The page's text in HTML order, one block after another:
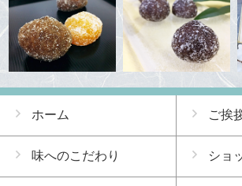
ホーム ご挨
味へのこだわり ショ